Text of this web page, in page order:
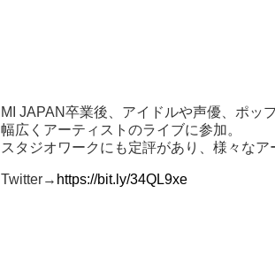
MI JAPAN卒業後、アイドルや声優、ポッ
幅広くアーティストのライブに参加。
スタジオワークにも定評があり、様々な
Twitter→ https://bit.ly/34QL9xe